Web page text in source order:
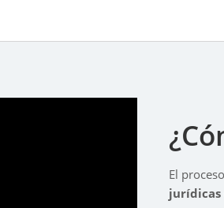
El
jurídicas